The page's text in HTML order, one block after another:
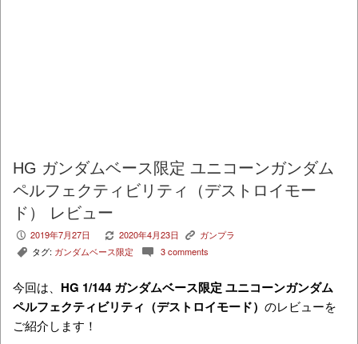
HG ガンダムベース限定 ユニコーンガンダム
ペルフェクティビリティ（デストロイモー
ド） レビュー
P 2019年7月27日 V 2020年4月23日 K ガンプラ
, タグ: ガンダムベース限定 c 3 comments
今回は、 HG 1/144 ガンダムベース限定 ユニコーンガンダム
ペルフェクティビリティ（デストロイモード） のレビューを
ご紹介します！